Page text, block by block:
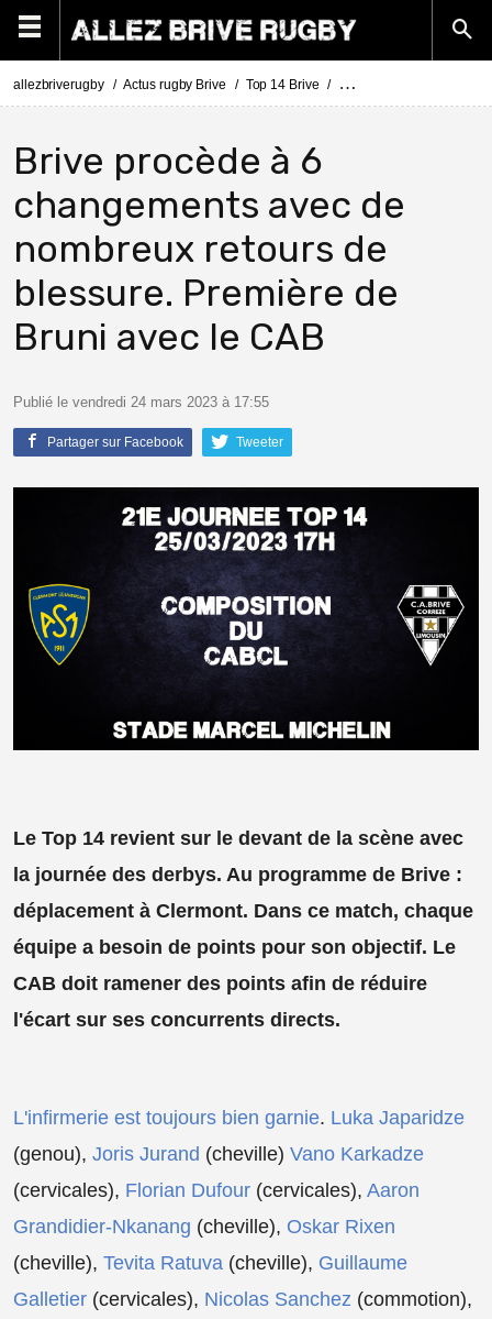
allezbriverugby Actus rugby Brive Top 14 Brive Top 14 Clermont - Brive :
Brive procède à 6
changements avec de
nombreux retours de
blessure. Première de
Bruni avec le CAB
Publié le vendredi 24 mars 2023 à 17:55
Partager sur Facebook Tweeter
Le Top 14 revient sur le devant de la scène avec
la journée des derbys. Au programme de Brive :
déplacement à Clermont. Dans ce match, chaque
équipe a besoin de points pour son objectif. Le
CAB doit ramener des points afin de réduire
l'écart sur ses concurrents directs.
L'infirmerie est toujours bien garnie. Luka Japaridze
(genou), Joris Jurand (cheville) Vano Karkadze
(cervicales), Florian Dufour (cervicales), Aaron
Grandidier-Nkanang (cheville), Oskar Rixen
(cheville), Tevita Ratuva (cheville), Guillaume
Galletier (cervicales), Nicolas Sanchez (commotion),